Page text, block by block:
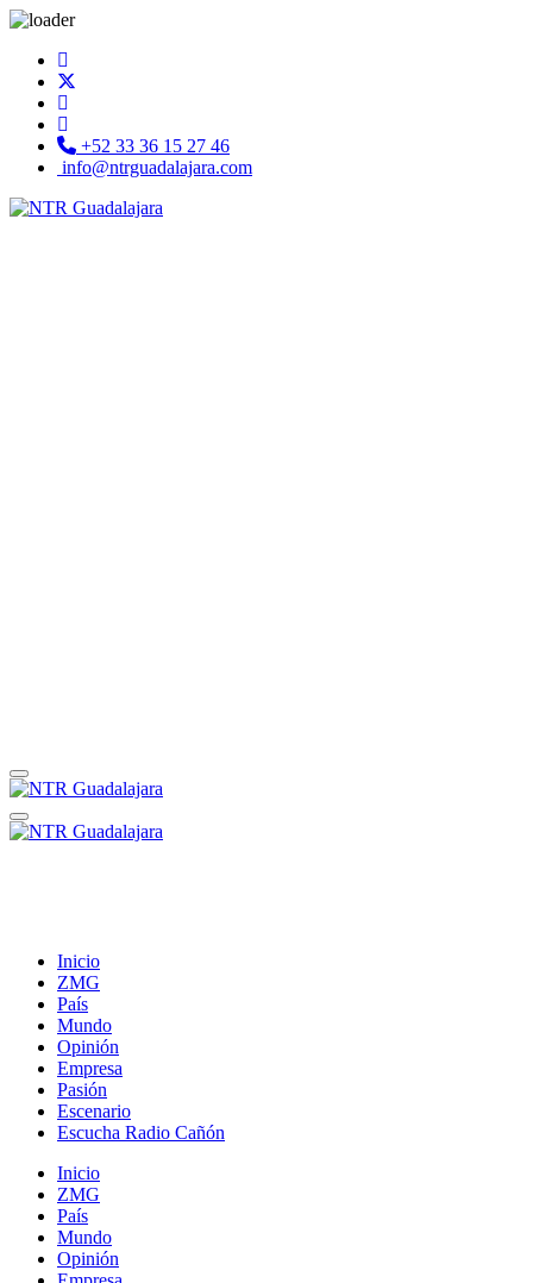
+52 33 36 15 27 46
info@ntrguadalajara.com
Inicio
ZMG
País
Mundo
Opinión
Empresa
Pasión
Escenario
Escucha Radio Cañón
Inicio
ZMG
País
Mundo
Opinión